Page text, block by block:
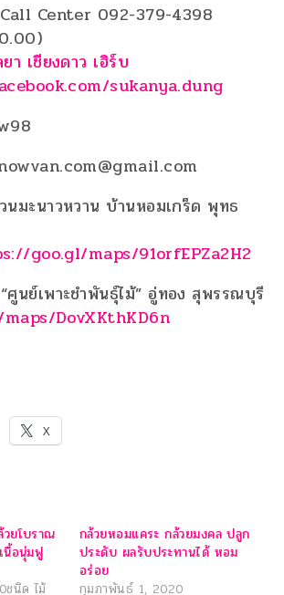
Center 092-379-4398
า เชียงดาว เฮิร์บ
sukanya.dung
นมะนาวหวาน บ้านหอมเกร็ด พุทธ
goo.gl/maps/91orfEPZa2H2
ศูนย์เพาะชำพันธุ์ไม้” อู่ทอง สุพรรณบุรี
DovXKthKD6n
X
ยโบราณ
นื้อนุ่มฟู
ชนิด ไม้
กล้วยหอมแคระ กล้วยมงคล ปลูก
ประดับ ผลรับประทานได้ หอม
อร่อย
กุมภาพันธ์ 1, 2020